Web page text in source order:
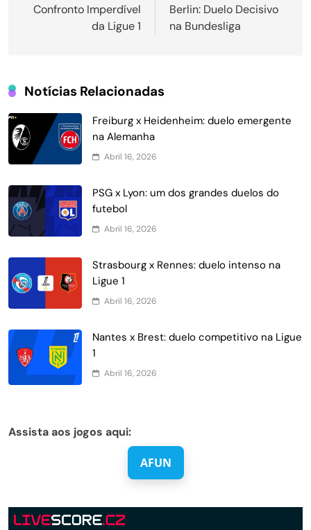
Post
Confronto Imperdível
da Ligue 1
Berlin: Duelo Decisivo
na Bundesliga
Notícias Relacionadas
Freiburg x Heidenheim: duelo emergente
na Alemanha
Abril 16, 2026
PSG x Lyon: um dos grandes duelos do
futebol
Abril 16, 2026
Strasbourg x Rennes: duelo intenso na
Ligue 1
Abril 16, 2026
Nantes x Brest: duelo competitivo na Ligue
1
Abril 16, 2026
Assista aos jogos aqui:
AFUN